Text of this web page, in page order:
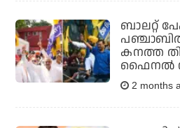
ബാലറ്റ്
കനത്ത
ഫൈനല്‍
2 months